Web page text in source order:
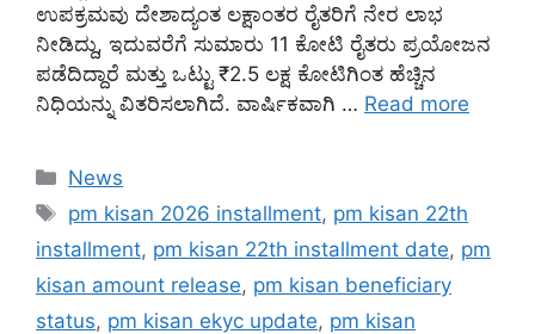
ಉಪಕ್ರಮವು ದೇಶಾದ್ಯಂತ ಲಕ್ಷಾಂತರ ರೈತರಿಗೆ ನೇರ ಲಾಭ
ನೀಡಿದ್ದು, ಇದುವರೆಗೆ ಸುಮಾರು 11 ಕೋಟಿ ರೈತರು ಪ್ರಯೋಜನ
ಪಡೆದಿದ್ದಾರೆ ಮತ್ತು ಒಟ್ಟು ₹2.5 ಲಕ್ಷ ಕೋಟಿಗಿಂತ ಹೆಚ್ಚಿನ
ನಿಧಿಯನ್ನು ವಿತರಿಸಲಾಗಿದೆ. ವಾರ್ಷಿಕವಾಗಿ … Read more
Categories
News
Tags
pm kisan 2026 installment, pm kisan 22th
installment, pm kisan 22th installment date, pm
kisan amount release, pm kisan beneficiary
status, pm kisan ekyc update, pm kisan